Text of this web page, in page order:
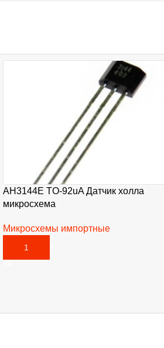
AH3144E TO-92uA Датчик холла
микросхема
Микросхемы импортные
В КОРЗИНУ